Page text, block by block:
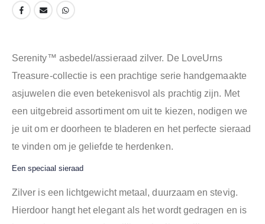
Serenity™ asbedel/assieraad zilver. De LoveUrns
Treasure-collectie is een prachtige serie handgemaakte
asjuwelen die even betekenisvol als prachtig zijn. Met
een uitgebreid assortiment om uit te kiezen, nodigen we
je uit om er doorheen te bladeren en het perfecte sieraad
te vinden om je geliefde te herdenken.
Een speciaal sieraad
Zilver is een lichtgewicht metaal, duurzaam en stevig.
Hierdoor hangt het elegant als het wordt gedragen en is